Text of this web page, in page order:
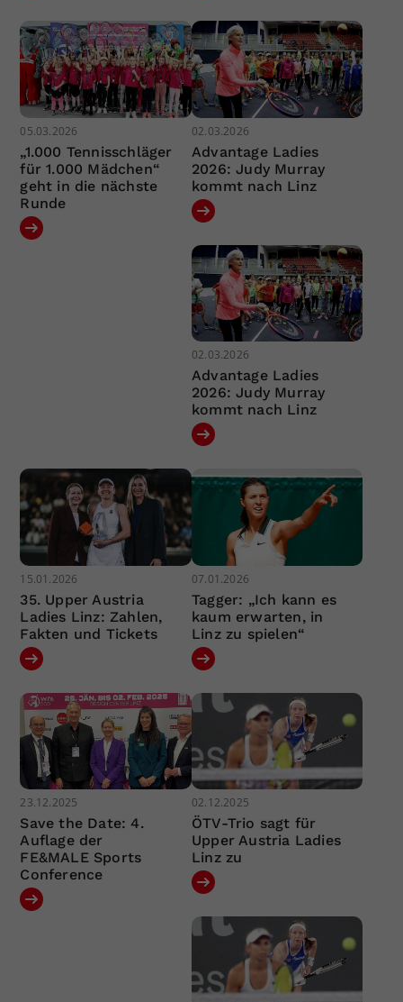
05.03.2026
„1.000 Tennisschläger
für 1.000 Mädchen“
geht in die nächste
Runde
02.03.2026
Advantage Ladies
2026: Judy Murray
kommt nach Linz
02.03.2026
Advantage Ladies
2026: Judy Murray
kommt nach Linz
15.01.2026
35. Upper Austria
Ladies Linz: Zahlen,
Fakten und Tickets
07.01.2026
Tagger: „Ich kann es
kaum erwarten, in
Linz zu spielen“
23.12.2025
Save the Date: 4.
Auflage der
FE&MALE Sports
Conference
02.12.2025
ÖTV-Trio sagt für
Upper Austria Ladies
Linz zu